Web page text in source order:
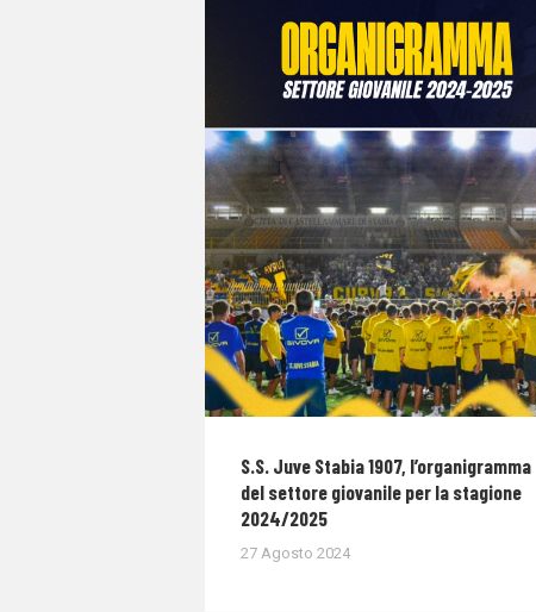
S.S. Juve Stabia 1907, l’organigramma
del settore giovanile per la stagione
2024/2025
27 Agosto 2024